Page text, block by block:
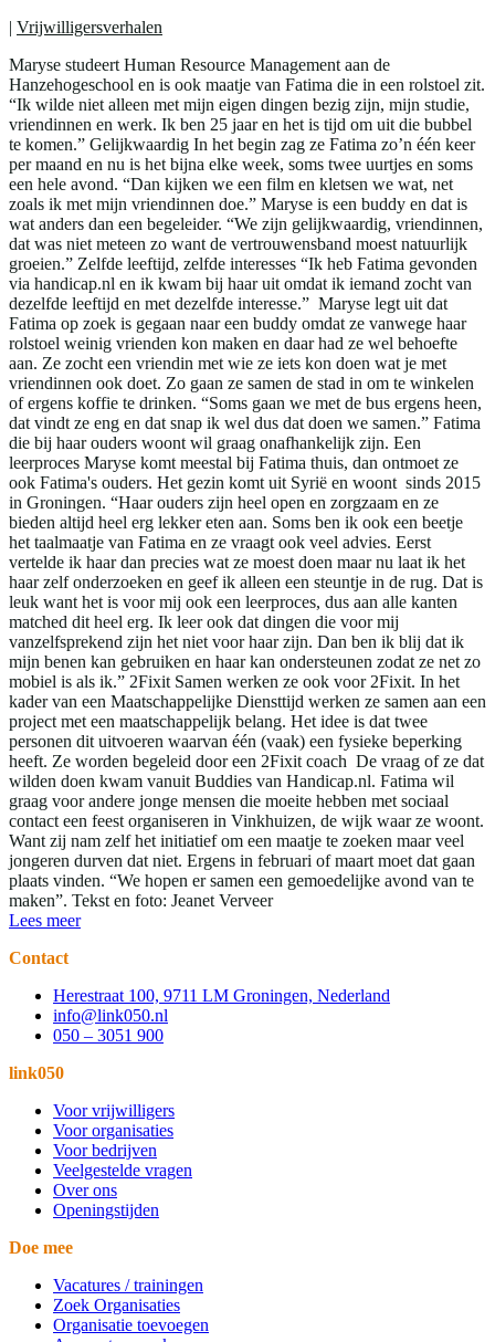
| Vrijwilligersverhalen
Maryse studeert Human Resource Management aan de
Hanzehogeschool en is ook maatje van Fatima die in een rolstoel zit.
“Ik wilde niet alleen met mijn eigen dingen bezig zijn, mijn studie,
vriendinnen en werk. Ik ben 25 jaar en het is tijd om uit die bubbel
te komen.” Gelijkwaardig In het begin zag ze Fatima zo’n één keer
per maand en nu is het bijna elke week, soms twee uurtjes en soms
een hele avond. “Dan kijken we een film en kletsen we wat, net
zoals ik met mijn vriendinnen doe.” Maryse is een buddy en dat is
wat anders dan een begeleider. “We zijn gelijkwaardig, vriendinnen,
dat was niet meteen zo want de vertrouwensband moest natuurlijk
groeien.” Zelfde leeftijd, zelfde interesses “Ik heb Fatima gevonden
via handicap.nl en ik kwam bij haar uit omdat ik iemand zocht van
dezelfde leeftijd en met dezelfde interesse.” Maryse legt uit dat
Fatima op zoek is gegaan naar een buddy omdat ze vanwege haar
rolstoel weinig vrienden kon maken en daar had ze wel behoefte
aan. Ze zocht een vriendin met wie ze iets kon doen wat je met
vriendinnen ook doet. Zo gaan ze samen de stad in om te winkelen
of ergens koffie te drinken. “Soms gaan we met de bus ergens heen,
dat vindt ze eng en dat snap ik wel dus dat doen we samen.” Fatima
die bij haar ouders woont wil graag onafhankelijk zijn. Een
leerproces Maryse komt meestal bij Fatima thuis, dan ontmoet ze
ook Fatima's ouders. Het gezin komt uit Syrië en woont sinds 2015
in Groningen. “Haar ouders zijn heel open en zorgzaam en ze
bieden altijd heel erg lekker eten aan. Soms ben ik ook een beetje
het taalmaatje van Fatima en ze vraagt ook veel advies. Eerst
vertelde ik haar dan precies wat ze moest doen maar nu laat ik het
haar zelf onderzoeken en geef ik alleen een steuntje in de rug. Dat is
leuk want het is voor mij ook een leerproces, dus aan alle kanten
matched dit heel erg. Ik leer ook dat dingen die voor mij
vanzelfsprekend zijn het niet voor haar zijn. Dan ben ik blij dat ik
mijn benen kan gebruiken en haar kan ondersteunen zodat ze net zo
mobiel is als ik.” 2Fixit Samen werken ze ook voor 2Fixit. In het
kader van een Maatschappelijke Diensttijd werken ze samen aan een
project met een maatschappelijk belang. Het idee is dat twee
personen dit uitvoeren waarvan één (vaak) een fysieke beperking
heeft. Ze worden begeleid door een 2Fixit coach De vraag of ze dat
wilden doen kwam vanuit Buddies van Handicap.nl. Fatima wil
graag voor andere jonge mensen die moeite hebben met sociaal
contact een feest organiseren in Vinkhuizen, de wijk waar ze woont.
Want zij nam zelf het initiatief om een maatje te zoeken maar veel
jongeren durven dat niet. Ergens in februari of maart moet dat gaan
plaats vinden. “We hopen er samen een gemoedelijke avond van te
maken”. Tekst en foto: Jeanet Verveer
Lees meer
Contact
Herestraat 100, 9711 LM Groningen, Nederland
info@link050.nl
050 – 3051 900
link050
Voor vrijwilligers
Voor organisaties
Voor bedrijven
Veelgestelde vragen
Over ons
Openingstijden
Doe mee
Vacatures / trainingen
Zoek Organisaties
Organisatie toevoegen